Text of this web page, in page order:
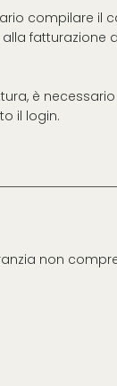
compilare il
fatturazione
è
il login.
non